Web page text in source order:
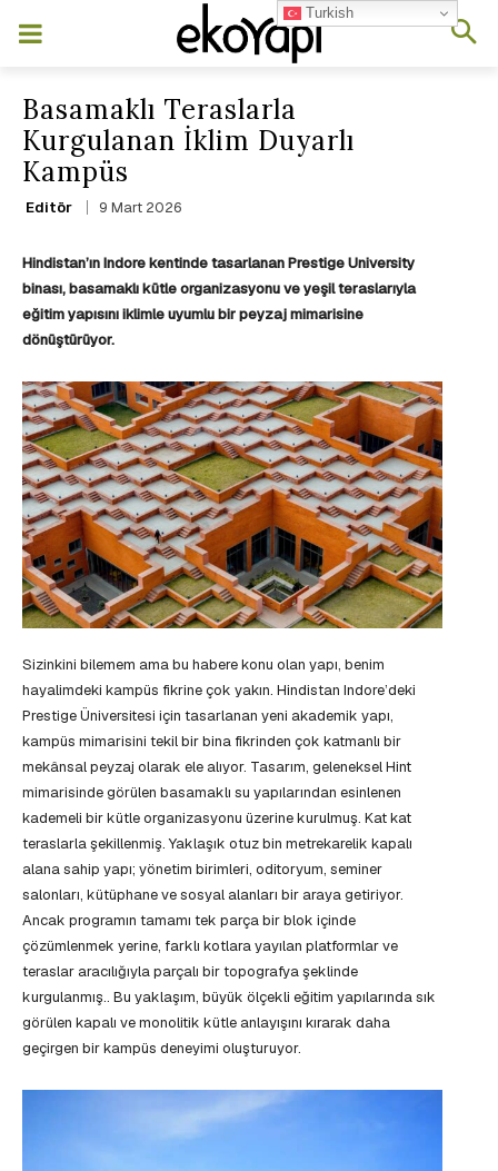
Basamaklı Teraslarla
Kurgulanan İklim Duyarlı
Kampüs
Editör 9 Mart 2026
Hindistan’ın Indore kentinde tasarlanan Prestige University
binası, basamaklı kütle organizasyonu ve yeşil teraslarıyla
eğitim yapısını iklimle uyumlu bir peyzaj mimarisine
dönüştürüyor.
Sizinkini bilemem ama bu habere konu olan yapı, benim
hayalimdeki kampüs fikrine çok yakın. Hindistan Indore’deki
Prestige Üniversitesi için tasarlanan yeni akademik yapı,
kampüs mimarisini tekil bir bina fikrinden çok katmanlı bir
mekânsal peyzaj olarak ele alıyor. Tasarım, geleneksel Hint
mimarisinde görülen basamaklı su yapılarından esinlenen
kademeli bir kütle organizasyonu üzerine kurulmuş. Kat kat
teraslarla şekillenmiş. Yaklaşık otuz bin metrekarelik kapalı
alana sahip yapı; yönetim birimleri, oditoryum, seminer
salonları, kütüphane ve sosyal alanları bir araya getiriyor.
Ancak programın tamamı tek parça bir blok içinde
çözümlenmek yerine, farklı kotlara yayılan platformlar ve
teraslar aracılığıyla parçalı bir topografya şeklinde
kurgulanmış.. Bu yaklaşım, büyük ölçekli eğitim yapılarında sık
görülen kapalı ve monolitik kütle anlayışını kırarak daha
geçirgen bir kampüs deneyimi oluşturuyor.
Turkish